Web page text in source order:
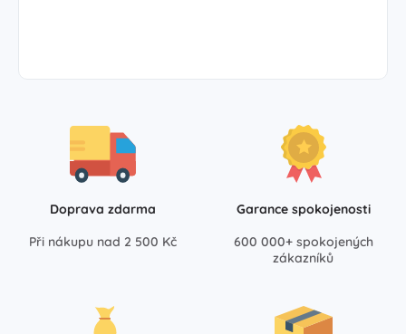
Doprava zdarma
Při nákupu nad 2 500 Kč
Garance spokojenosti
600 000+ spokojených
zákazníků